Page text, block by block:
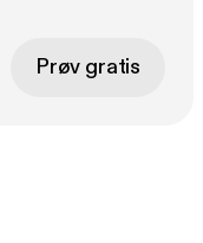
Prøv gratis